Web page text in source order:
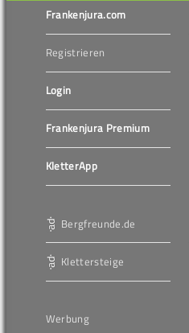
Frankenjura.com
Registrieren
Login
Frankenjura Premium
KletterApp
Bergfreunde.de
Klettersteige
Werbung